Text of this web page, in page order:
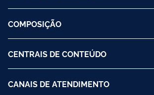
COMPOSIÇÃO
CENTRAIS DE CONTEÚDO
CANAIS DE ATENDIMENTO